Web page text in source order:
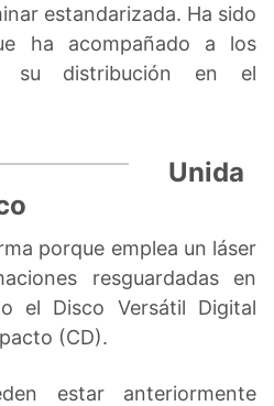
estandarizada. Ha sido
ha acompañado a los
su distribución en el
Unida
porque emplea un láser
resguardadas en
el Disco Versátil Digital
(CD).
estar anteriormente